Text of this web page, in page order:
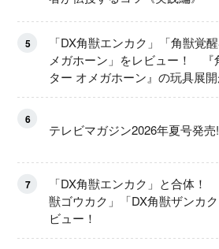
5
「DX角獣エンカク」「角獣覚
メガホーン」をレビュー！ 『
ター オメガホーン』の玩具展
ート！
6
テレビマガジン2026年夏号発売
7
「DX角獣エンカク」と合体！
獣ゴウカク」「DX角獣ザンカ
ビュー！